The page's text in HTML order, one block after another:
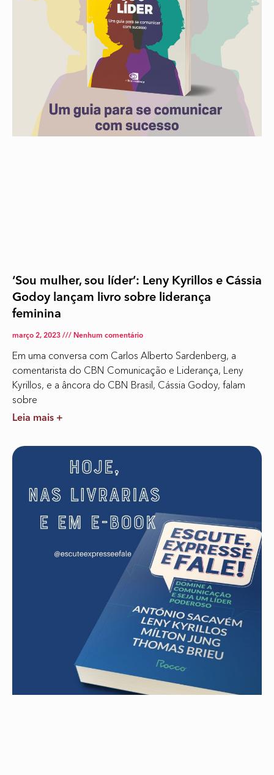
‘Sou mulher, sou líder’: Leny Kyrillos e Cássia
Godoy lançam livro sobre liderança
feminina
março 2, 2023 Nenhum comentário
Em uma conversa com Carlos Alberto Sardenberg, a
comentarista do CBN Comunicação e Liderança, Leny
Kyrillos, e a âncora do CBN Brasil, Cássia Godoy, falam
sobre
Leia mais +